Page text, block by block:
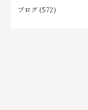
ブログ (572)